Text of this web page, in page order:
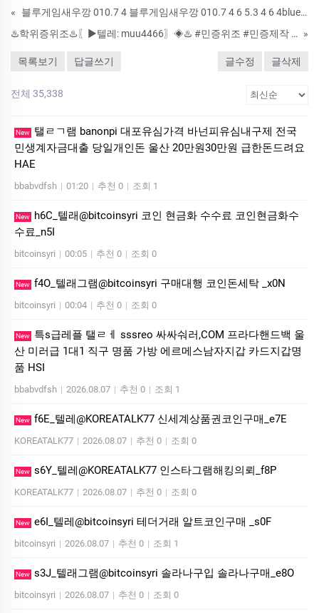
«
블루게임새우깡 010.7 4 블루게임새우깡 010.7 4 6 5.3 4 6 4blue 카지노 사이트@블루게임@블루바둑이게임총판6 5.3 4 6 4blue 카지노 사이트@블루게임@블루바둑이게임총판
♨️학위증위조♨️〖▶텔레: muu4466〗◈♨️ #민증위조 #민증제작 #통장위조 #통장제작 #학위증위조 #학위증제작 ♨️ ♨️ 수정업체-제작업체-위조업체-대리시험♨️ ▣ 고객님께 철통 보안과 안전한 시스템으로 완벽한 증
»
목록보기 답글쓰기 글수정 글삭제
전체 35,338
New
탤ㄹㄱ램 banonpi 대포유심가격 바넌피유심내구제 전국
민생계자금대출 당일개인돈 울산 20만원30만원 급한돈드려요
HAE
bbabvdfsh | 01:20 | 추천 0 | 조회 1
New
h6C_텔래@bitcoinsyri 코인 현금화 수수료 코인현금화수
수료_n5I
bitcoinsyri | 00:05 | 추천 0 | 조회 0
New f4O_텔래그램@bitcoinsyri 구매대행 코인돈세탁 _x0N
bitcoinsyri | 00:04 | 추천 0 | 조회 0
New
특s급레플 탤ㄹㅔ sssreo 싸싸숴러,COM 프라다핸드백 울
산 미러급 1대1 직구 명품 가방 에르메스남자지갑 카드지갑명
품 HSI
bbabvdfsh | 2026.08.07 | 추천 0 | 조회 1
New f6E_텔레@KOREATALK77 신세계상품권코인구매_e7E
KOREATALK77 | 2026.08.07 | 추천 0 | 조회 0
New s6Y_텔레@KOREATALK77 인스타그램해킹의뢰_f8P
KOREATALK77 | 2026.08.07 | 추천 0 | 조회 0
New e6I_텔레@bitcoinsyri 테더거래 알트코인구매 _s0F
bitcoinsyri | 2026.08.07 | 추천 0 | 조회 1
New s3J_텔래그램@bitcoinsyri 솔라나구입 솔라나구매_e8O
bitcoinsyri | 2026.08.07 | 추천 0 | 조회 0